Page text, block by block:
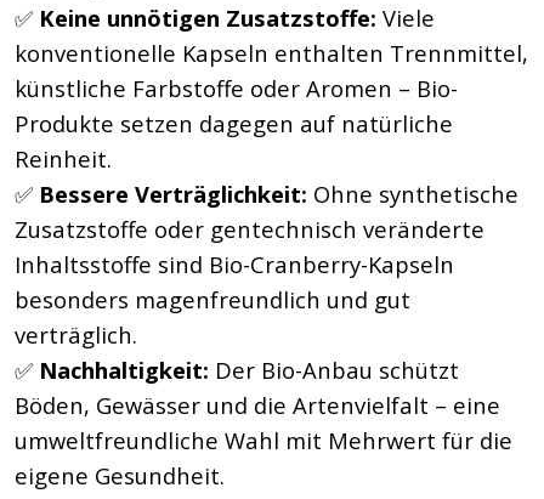
✅ Keine unnötigen Zusatzstoffe: Viele
konventionelle Kapseln enthalten Trennmittel,
künstliche Farbstoffe oder Aromen – Bio-
Produkte setzen dagegen auf natürliche
Reinheit.
✅ Bessere Verträglichkeit: Ohne synthetische
Zusatzstoffe oder gentechnisch veränderte
Inhaltsstoffe sind Bio-Cranberry-Kapseln
besonders magenfreundlich und gut
verträglich.
✅ Nachhaltigkeit: Der Bio-Anbau schützt
Böden, Gewässer und die Artenvielfalt – eine
umweltfreundliche Wahl mit Mehrwert für die
eigene Gesundheit.